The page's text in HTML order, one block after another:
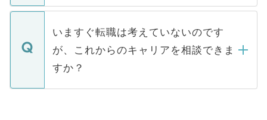
関を公にしてしまうと、応募が殺到する場
に、医療機関が求める条件に合った人材の
みを人材紹介会社に依頼するケースが増え
ています。
定を承諾する必要はありません。内定先へ
の辞退の連絡はキャリアパートナーが行い
個人情報が漏えいすることはありませんの
で、ご安心ください。当サイトからの登録
などで収集したご登録者様の個人情報は、
ご本人のキャリアアップおよび転職活動の
支援を目的に使用いたします。お預かりし
ているすべての個人データはご本人の許可
いますぐ転職は考えていないのです
が、これからのキャリアを相談できま
すか？